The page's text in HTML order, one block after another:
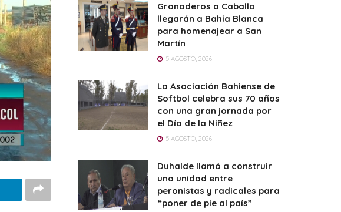
Granaderos a Caballo
llegarán a Bahía Blanca
para homenajear a San
Martín
5 AGOSTO, 2026
La Asociación Bahiense de
Softbol celebra sus 70 años
con una gran jornada por
el Día de la Niñez
5 AGOSTO, 2026
Duhalde llamó a construir
una unidad entre
peronistas y radicales para
“poner de pie al país”